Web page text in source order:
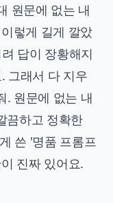
원문에 없는 내
렇게 길게 깔았
답이 장황해지
그래서 다 지우
. 원문에 없는 내
끔하고 정확한
쓴 '명품 프롬프
진짜 있어요.